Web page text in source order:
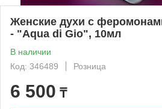
Женские духи с
- "Aqua di Gio", 10мл
В наличии
Код: 346489
Розница
6 500 ₸